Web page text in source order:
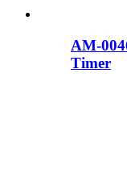
AM-
Timer